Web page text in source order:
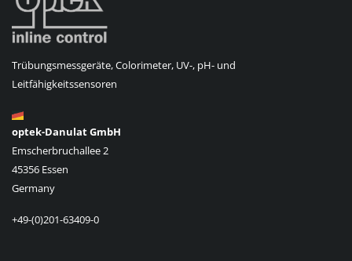
Trübungsmessgeräte, Colorimeter, UV-, pH- und
Leitfähigkeitssensoren
optek-Danulat GmbH
Emscherbruchallee 2
45356 Essen
Germany
+49-(0)201-63409-0